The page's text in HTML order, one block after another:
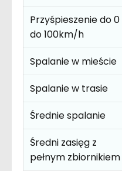
Przyśpieszenie do 0
do 100km/h
Spalanie w mieście
Spalanie w trasie
Średnie spalanie
Średni zasięg z
pełnym zbiornikiem